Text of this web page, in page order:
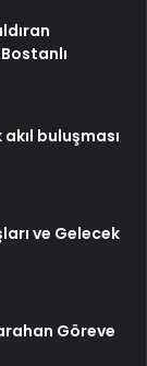
buluşması
ve Gelecek
Göreve